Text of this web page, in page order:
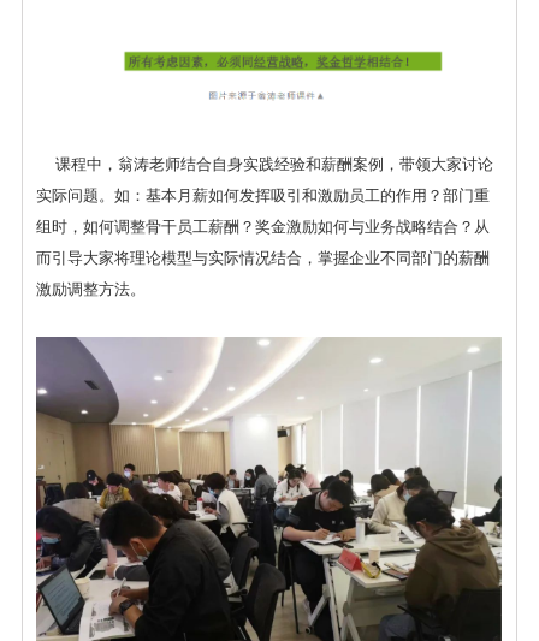
课程中，翁涛老师结合自身实践经验和薪酬案例，带领大家讨论
实际问题。如：基本月薪如何发挥吸引和激励员工的作用？部门重
组时，如何调整骨干员工薪酬？奖金激励如何与业务战略结合？从
而引导大家将理论模型与实际情况结合，掌握企业不同部门的薪酬
激励调整方法。